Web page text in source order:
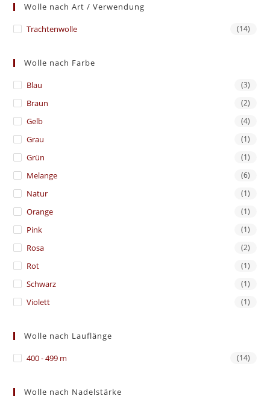
Wolle nach Art / Verwendung
Trachtenwolle (14)
Wolle nach Farbe
Blau (3)
Braun (2)
Gelb (4)
Grau (1)
Grün (1)
Melange (6)
Natur (1)
Orange (1)
Pink (1)
Rosa (2)
Rot (1)
Schwarz (1)
Violett (1)
Wolle nach Lauflänge
400 - 499 m (14)
Wolle nach Nadelstärke